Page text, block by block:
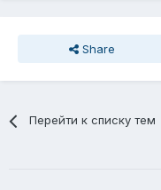
Share
Перейти к списку тем